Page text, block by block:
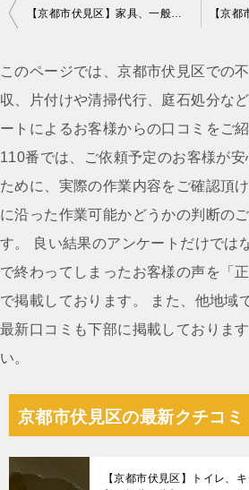
投
ナ
ビ
ゲ
ー
シ
ョ
ン
【京都市伏見区】家具、一般ごみ等の回収・処分ご依頼 お客様の声
このページでは、京都市伏見区での
収、片付けや清掃代行、庭石処分な
ートによるお客様からの口コミをご
110番では、ご依頼予定のお客様が安
ために、実際の作業内容をご確認頂
に沿った作業可能かどうかの判断の
す。 良い結果のアンケートだけでは
で終わってしまったお客様の声を「
で掲載しております。 また、他地域
最新口コミも下部に掲載しておりま
い。
京都市伏見区の最新クチコミ
【京都市伏見区】トイレ、